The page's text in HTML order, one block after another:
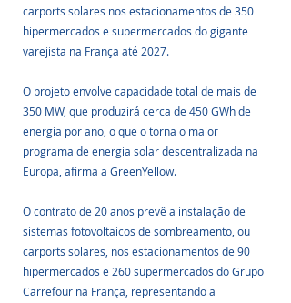
carports solares nos estacionamentos de 350
hipermercados e supermercados do gigante
varejista na França até 2027.
O projeto envolve capacidade total de mais de
350 MW, que produzirá cerca de 450 GWh de
energia por ano, o que o torna o maior
programa de energia solar descentralizada na
Europa, afirma a GreenYellow.
O contrato de 20 anos prevê a instalação de
sistemas fotovoltaicos de sombreamento, ou
carports solares, nos estacionamentos de 90
hipermercados e 260 supermercados do Grupo
Carrefour na França, representando a